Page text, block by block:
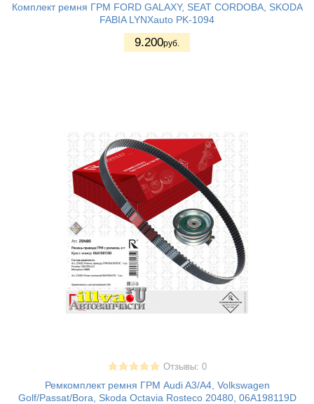
Комплект ремня ГРМ FORD GALAXY, SEAT CORDOBA, SKODA
FABIA LYNXauto PK-1094
9.200руб.
Отзывы: 0
Ремкомплект ремня ГРМ Audi A3/A4, Volkswagen
Golf/Passat/Bora, Skoda Octavia Rosteco 20480, 06A198119D